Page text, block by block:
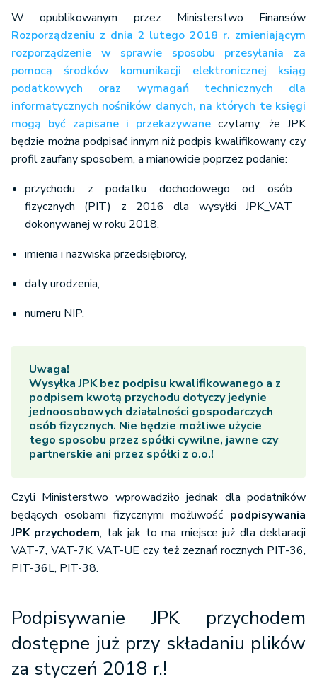
W opublikowanym przez Ministerstwo Finansów
Rozporządzeniu z dnia 2 lutego 2018 r. zmieniającym
rozporządzenie w sprawie sposobu przesyłania za
pomocą środków komunikacji elektronicznej ksiąg
podatkowych oraz wymagań technicznych dla
informatycznych nośników danych, na których te księgi
mogą być zapisane i przekazywane czytamy, że JPK
będzie można podpisać innym niż podpis kwalifikowany czy
profil zaufany sposobem, a mianowicie poprzez podanie:
przychodu z podatku dochodowego od osób
fizycznych (PIT) z 2016 dla wysyłki JPK_VAT
dokonywanej w roku 2018,
imienia i nazwiska przedsiębiorcy,
daty urodzenia,
numeru NIP.
Uwaga!
Wysyłka JPK bez podpisu kwalifikowanego a z
podpisem kwotą przychodu dotyczy jedynie
jednoosobowych działalności gospodarczych
osób fizycznych. Nie będzie możliwe użycie
tego sposobu przez spółki cywilne, jawne czy
partnerskie ani przez spółki z o.o.!
Czyli Ministerstwo wprowadziło jednak dla podatników
będących osobami fizycznymi możliwość podpisywania
JPK przychodem, tak jak to ma miejsce już dla deklaracji
VAT-7, VAT-7K, VAT-UE czy też zeznań rocznych PIT-36,
PIT-36L, PIT-38.
Podpisywanie JPK przychodem
dostępne już przy składaniu plików
za styczeń 2018 r.!